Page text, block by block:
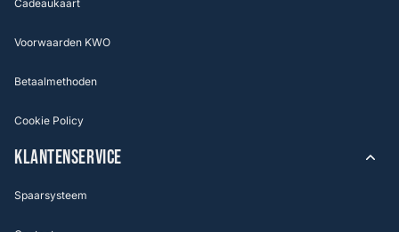
Cadeaukaart
Voorwaarden KWO
Betaalmethoden
Cookie Policy
KLANTENSERVICE
Spaarsysteem